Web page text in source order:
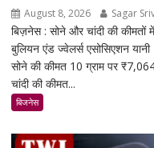
August 8, 2026 Sagar
बिज़नेस : सोने और चांदी की कीमतों
बुलियन एंड ज्वेलर्स एसोसिएशन
सोने की कीमत 10 ग्राम पर
चांदी की कीमत...
बिजनेस